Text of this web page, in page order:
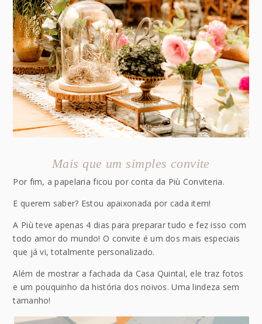
Mais que um simples convite
Por fim, a papelaria ficou por conta da Più Conviteria.
E querem saber? Estou apaixonada por cada item!
A Più teve apenas 4 dias para preparar tudo e fez isso com
todo amor do mundo! O convite é um dos mais especiais
que já vi, totalmente personalizado.
Além de mostrar a fachada da Casa Quintal, ele traz fotos
e um pouquinho da história dos noivos. Uma lindeza sem
tamanho!